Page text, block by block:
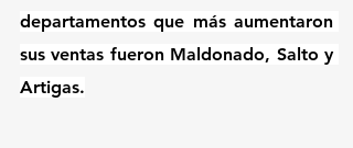
departamentos que más aumentaron
sus ventas fueron Maldonado, Salto y
Artigas.